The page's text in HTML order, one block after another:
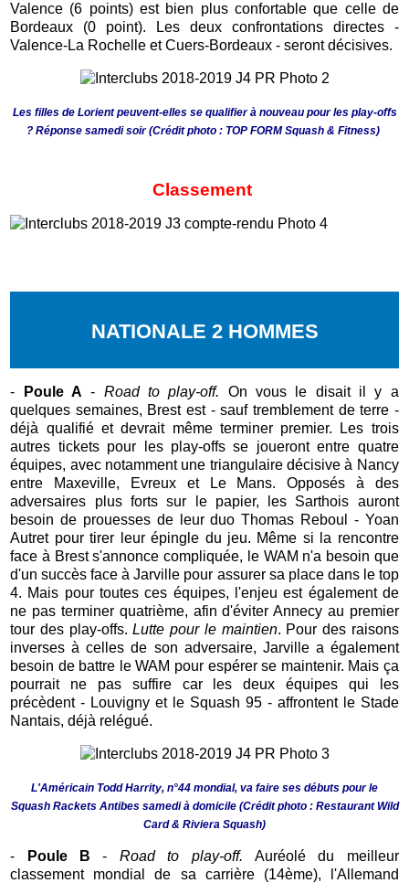
Valence (6 points) est bien plus confortable que celle de
Bordeaux (0 point). Les deux confrontations directes -
Valence-La Rochelle et Cuers-Bordeaux - seront décisives.
Les filles de Lorient peuvent-elles se qualifier à nouveau pour les play-offs
? Réponse samedi soir (Crédit photo : TOP FORM Squash & Fitness)
Classement
NATIONALE 2 HOMMES
- Poule A - Road to play-off. On vous le disait il y a
quelques semaines, Brest est - sauf tremblement de terre -
déjà qualifié et devrait même terminer premier. Les trois
autres tickets pour les play-offs se joueront entre quatre
équipes, avec notamment une triangulaire décisive à Nancy
entre Maxeville, Evreux et Le Mans. Opposés à des
adversaires plus forts sur le papier, les Sarthois auront
besoin de prouesses de leur duo Thomas Reboul - Yoan
Autret pour tirer leur épingle du jeu. Même si la rencontre
face à Brest s'annonce compliquée, le WAM n'a besoin que
d'un succès face à Jarville pour assurer sa place dans le top
4. Mais pour toutes ces équipes, l'enjeu est également de
ne pas terminer quatrième, afin d'éviter Annecy au premier
tour des play-offs.Lutte pour le maintien. Pour des raisons
inverses à celles de son adversaire, Jarville a également
besoin de battre le WAM pour espérer se maintenir. Mais ça
pourrait ne pas suffire car les deux équipes qui les
précèdent - Louvigny et le Squash 95 - affrontent le Stade
Nantais, déjà relégué.
L'Américain Todd Harrity, n°44 mondial, va faire ses débuts pour le
Squash Rackets Antibes samedi à domicile (Crédit photo : Restaurant Wild
Card & Riviera Squash)
- Poule B - Road to play-off. Auréolé du meilleur
classement mondial de sa carrière (14ème), l'Allemand